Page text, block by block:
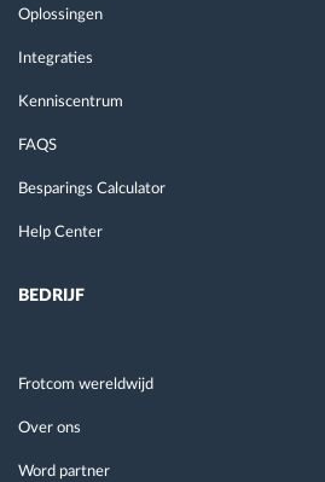
Oplossingen
Integraties
Kenniscentrum
FAQS
Besparings Calculator
Help Center
BEDRIJF
Frotcom wereldwijd
Over ons
Word partner